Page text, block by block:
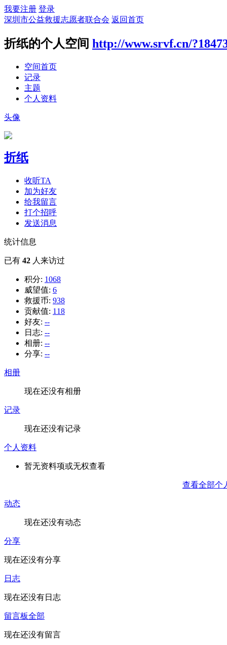
我要注册 登录
深圳市公益救援志愿者联合会 返回首页
折纸的个人空间 http://www.srvf.cn/
空间首页
记录
主题
个人资料
头像
折纸
收听TA
加为好友
给我留言
打个招呼
发送消息
统计信息
已有 42 人来访过
积分: 1068
威望值: 6
救援币: 938
贡献值: 118
好友: --
日志: --
相册: --
分享: --
相册
现在还没有相册
记录
现在还没有记录
个人资料
暂无资料项或无权查看
查看全部个
动态
现在还没有动态
分享
现在还没有分享
日志
现在还没有日志
留言板全部
现在还没有留言